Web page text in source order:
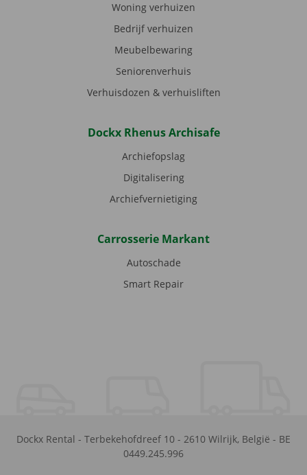
Woning verhuizen
Bedrijf verhuizen
Meubelbewaring
Seniorenverhuis
Verhuisdozen & verhuisliften
Dockx Rhenus Archisafe
Archiefopslag
Digitalisering
Archiefvernietiging
Carrosserie Markant
Autoschade
Smart Repair
Dockx Rental - Terbekehofdreef 10 - 2610 Wilrijk, België - BE
0449.245.996